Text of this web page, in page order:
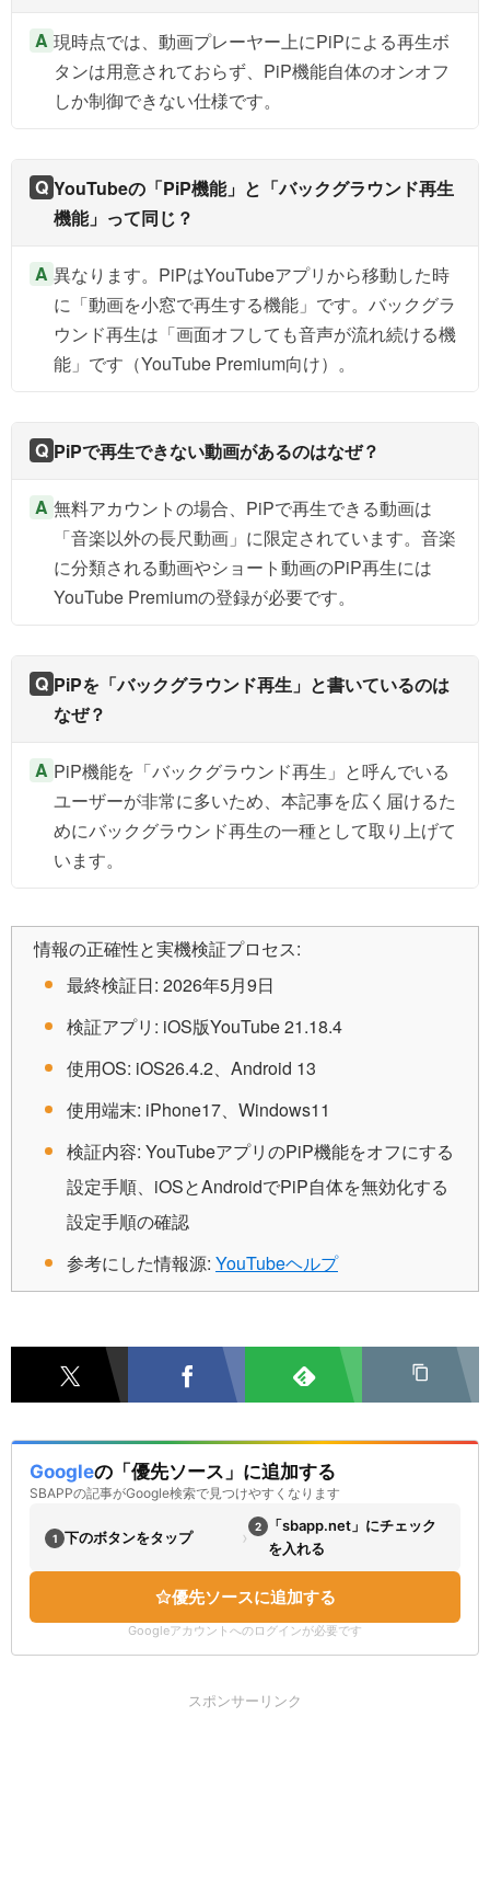
A 現時点では、動画プレーヤー上にPiPによる再生ボ
タンは用意されておらず、PiP機能自体のオンオフ
しか制御できない仕様です。
Q YouTubeの「PiP機能」と「バックグラウンド再生
機能」って同じ？
A 異なります。PiPはYouTubeアプリから移動した時
に「動画を小窓で再生する機能」です。バックグラ
ウンド再生は「画面オフしても音声が流れ続ける機
能」です（YouTube Premium向け）。
Q PiPで再生できない動画があるのはなぜ？
A 無料アカウントの場合、PiPで再生できる動画は
「音楽以外の長尺動画」に限定されています。音楽
に分類される動画やショート動画のPiP再生には
YouTube Premiumの登録が必要です。
Q PiPを「バックグラウンド再生」と書いているのは
なぜ？
A PiP機能を「バックグラウンド再生」と呼んでいる
ユーザーが非常に多いため、本記事を広く届けるた
めにバックグラウンド再生の一種として取り上げて
います。
情報の正確性と実機検証プロセス:
最終検証日: 2026年5月9日
検証アプリ: iOS版YouTube 21.18.4
使用OS: iOS26.4.2、Android 13
使用端末: iPhone17、Windows11
検証内容: YouTubeアプリのPiP機能をオフにする
設定手順、iOSとAndroidでPiP自体を無効化する
設定手順の確認
参考にした情報源: YouTubeヘルプ
Googleの「優先ソース」に追加する
SBAPPの記事がGoogle検索で見つけやすくなります
1 下のボタンをタップ › 2
「sbapp.net」にチェック
を入れる
優先ソースに追加する
Googleアカウントへのログインが必要です
スポンサーリンク